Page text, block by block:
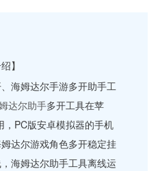
】
海姆达尔手游多开助手工
达尔助手多开工具在苹
，PC版安卓模拟器的手机
达尔游戏角色多开稳定挂
海姆达尔助手工具离线运